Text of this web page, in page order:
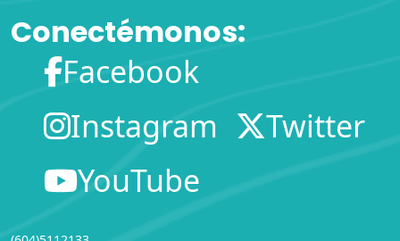
Conectémonos:
Facebook
Instagram
Twitter
YouTube